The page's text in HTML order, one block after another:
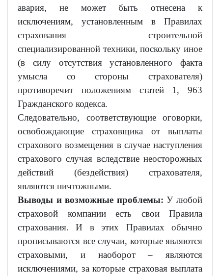
авария, не может быть отнесена к
исключениям, установленным в Правилах
страхования строительной
специализированной техники, поскольку иное
(в силу отсутствия установленного факта
умысла со стороны страхователя)
противоречит положениям статей 1, 963
Гражданского кодекса.
Следовательно, соответствующие оговорки,
освобождающие страховщика от выплаты
страхового возмещения в случае наступления
страхового случая вследствие неосторожных
действий (бездействия) страхователя,
являются ничтожными.
Выводы и возможные проблемы: У любой
страховой компании есть свои Правила
страхования. И в этих Правилах обычно
прописываются все случаи, которые являются
страховыми, и наоборот – являются
исключениями, за которые страховая выплата